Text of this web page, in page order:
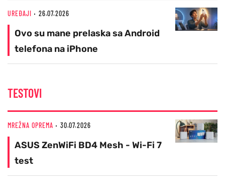
UREĐAJI 26.07.2026
Ovo su mane prelaska sa Android
telefona na iPhone
TESTOVI
MREŽNA OPREMA 30.07.2026
ASUS ZenWiFi BD4 Mesh - Wi-Fi 7
test